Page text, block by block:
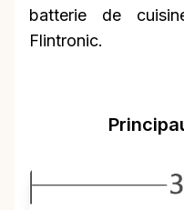
batterie de
Flintronic.